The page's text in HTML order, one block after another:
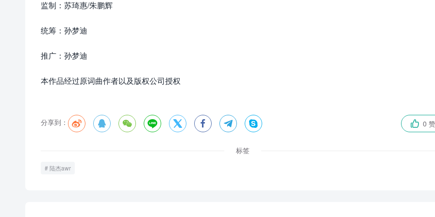
监制：苏琦惠/朱鹏辉
统筹：孙梦迪
推广：孙梦迪
本作品经过原词曲作者以及版权公司授权
分享到：          0 赞
标签
陆杰awr